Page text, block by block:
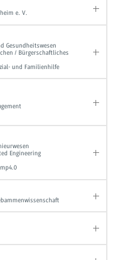
e. V.
Gesundheitswesen
/ Bürgerschaftliches
und Familienhilfe
Engineering